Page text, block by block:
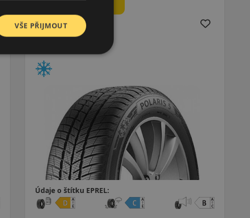
Polaris 5
175/80R14 (88) T
Údaje o štítku EPREL:
VŠE PŘIJMOUT